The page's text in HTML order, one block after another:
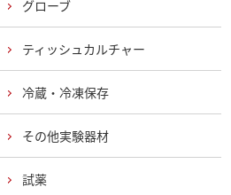
グローブ
ティッシュカルチャー
冷蔵・冷凍保存
その他実験器材
試薬